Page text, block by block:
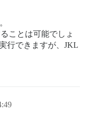
ことは可能でしょ
行できますが、JKL